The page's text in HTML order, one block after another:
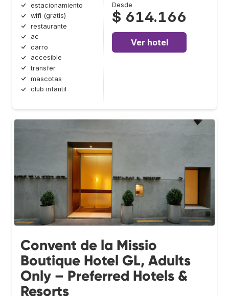
estacionamiento
wifi (gratis)
restaurante
ac
carro
accesible
transfer
mascotas
club infantil
Desde
$ 614.166
Ver hotel
Convent de la Missio
Boutique Hotel GL, Adults
Only – Preferred Hotels &
Resorts